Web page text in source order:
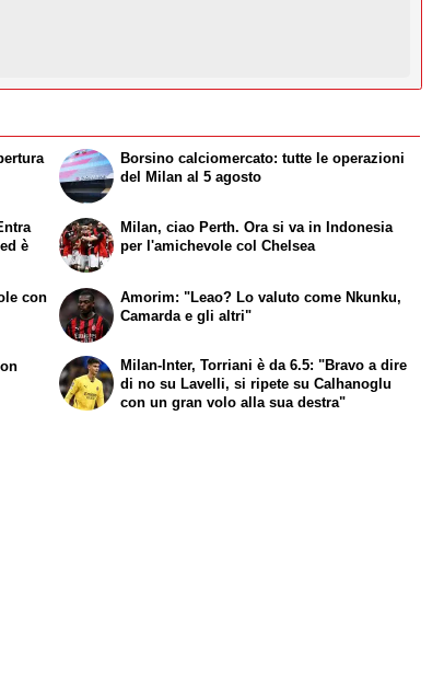
è
Borsino calciomercato: tutte le operazioni
del Milan al 5 agosto
Milan, ciao Perth. Ora si va in Indonesia
per l'amichevole col Chelsea
con
Amorim: "Leao? Lo valuto come Nkunku,
Camarda e gli altri"
Milan-Inter, Torriani è da 6.5: "Bravo a dire
di no su Lavelli, si ripete su Calhanoglu
con un gran volo alla sua destra"